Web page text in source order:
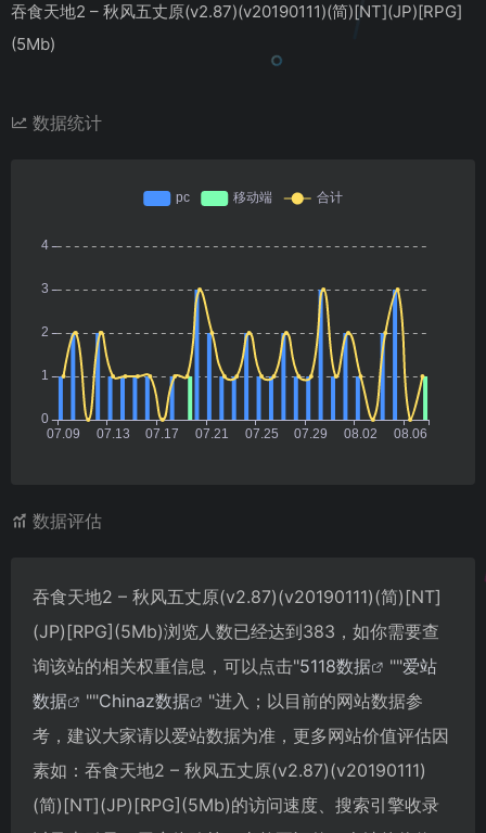
吞食天地2 – 秋风五丈原(v2.87)(v20190111)(简)[NT](JP)[RPG]
(5Mb)
数据统计
数据评估
吞食天地2 – 秋风五丈原(v2.87)(v20190111)(简)[NT]
(JP)[RPG](5Mb)浏览人数已经达到383，如你需要查
询该站的相关权重信息，可以点击"5118数据 ""爱站
数据
""Chinaz数据
"进入；以目前的网站数据参
考，建议大家请以爱站数据为准，更多网站价值评估因
素如：吞食天地2 – 秋风五丈原(v2.87)(v20190111)
(简)[NT](JP)[RPG](5Mb)的访问速度、搜索引擎收录